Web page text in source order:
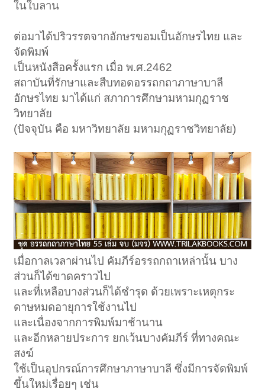
ในใบลาน
ต่อมาได้ปริวรรตจากอักษรขอมเป็นอักษรไทย และ
จัดพิมพ์
เป็นหนังสือครั้งแรก เมื่อ พ.ศ.2462
สถาบันที่รักษาและสืบทอดอรรถกถาภาษาบาลี
อักษรไทย มาได้แก่ สภาการศึกษามหามกุฏราช
วิทยาลัย
(ปัจจุบัน คือ มหาวิทยาลัย มหามกุฏราชวิทยาลัย)
เมื่อกาลเวลาผ่านไป คัมภีร์อรรถกถาเหล่านั้น บาง
ส่วนก็ได้ขาดคราวไป
และที่เหลือบางส่วนก็ได้ชำรุด ด้วยเพราะเหตุกระ
ดาษหมดอายุการใช้งานไป
และเนื่องจากการพิมพ์มาช้านาน
และอีกหลายประการ ยกเว้นบางคัมภีร์ ที่ทางคณะ
สงฆ์
ใช้เป็นอุปกรณ์การศึกษาภาษาบาลี ซึ่งมีการจัดพิมพ์
ขึ้นใหม่เรื่อยๆ เช่น